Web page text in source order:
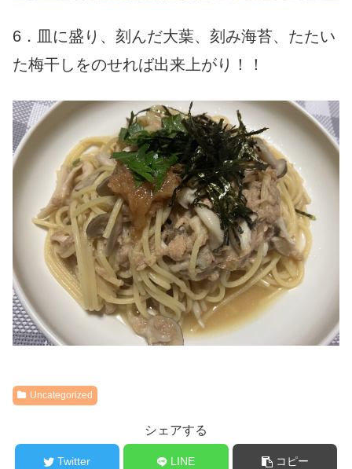
6．皿に盛り、刻んだ大葉、刻み海苔、たたい
た梅干しをのせれば出来上がり！！
Uncategorized
シェアする
Twitter LINE コピー